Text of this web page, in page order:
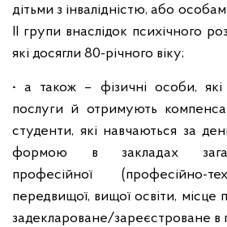
дітьми з інвалідністю, або
II групи внаслідок психічного
які досягли 80-річного віку;
• а також – фізичні особи, які
послуги й отримують
студенти, які навчаються за
формою в закладах
професійної (професійно-
передвищої, вищої освіти,
задеклароване/зареєстроване в